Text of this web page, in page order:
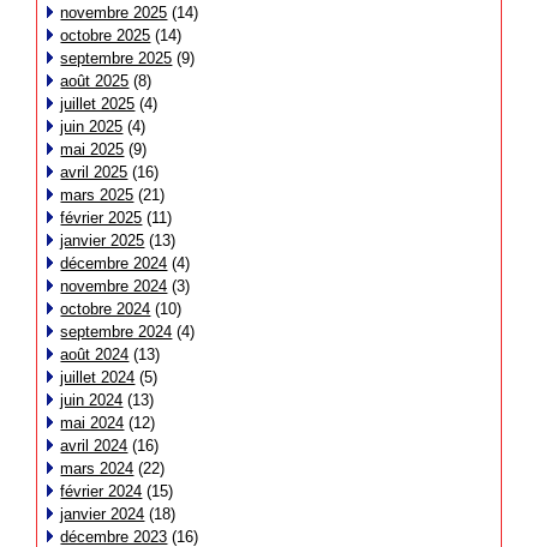
novembre 2025 (14)
octobre 2025 (14)
septembre 2025 (9)
août 2025 (8)
juillet 2025 (4)
juin 2025 (4)
mai 2025 (9)
avril 2025 (16)
mars 2025 (21)
février 2025 (11)
janvier 2025 (13)
décembre 2024 (4)
novembre 2024 (3)
octobre 2024 (10)
septembre 2024 (4)
août 2024 (13)
juillet 2024 (5)
juin 2024 (13)
mai 2024 (12)
avril 2024 (16)
mars 2024 (22)
février 2024 (15)
janvier 2024 (18)
décembre 2023 (16)